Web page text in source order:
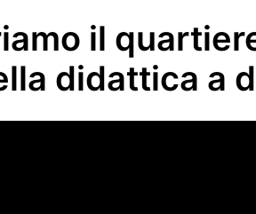
il
didattica a